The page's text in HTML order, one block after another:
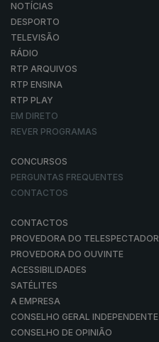
NOTÍCIAS
DESPORTO
TELEVISÃO
RÁDIO
RTP ARQUIVOS
RTP ENSINA
RTP PLAY
EM DIRETO
REVER PROGRAMAS
CONCURSOS
PERGUNTAS FREQUENTES
CONTACTOS
CONTACTOS
PROVEDORA DO TELESPECTADOR
PROVEDORA DO OUVINTE
ACESSIBILIDADES
SATÉLITES
A EMPRESA
CONSELHO GERAL INDEPENDENTE
CONSELHO DE OPINIÃO